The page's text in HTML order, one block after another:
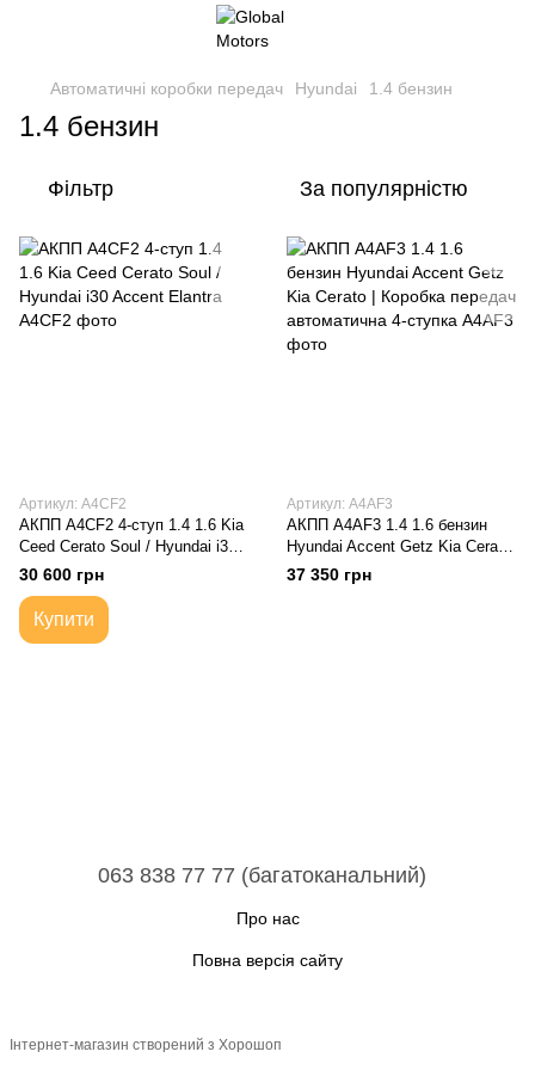
Автоматичні коробки передач Hyundai 1.4 бензин
1.4 бензин
Фільтр За популярністю
Артикул: A4CF2
АКПП A4CF2 4-ступ 1.4 1.6 Kia
Ceed Cerato Soul / Hyundai i30
Accent Elantra
30 600 грн
Купити
Артикул: A4AF3
АКПП A4AF3 1.4 1.6 бензин
Hyundai Accent Getz Kia Cerato
| Коробка передач автоматична
37 350 грн
063 838 77 77 (багатоканальний)
Про нас
Повна версія сайту
Інтернет-магазин створений з Хорошоп